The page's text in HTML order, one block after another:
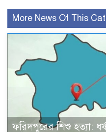
More News Of This
ফরিদপুরের শিশু হত্যা: